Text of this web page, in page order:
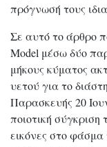
πρόγνωσή τους
Σε αυτό το άρθρο
Model μέσω δύο
μήκους κύματος
υετού για το
Παρασκευής 20
ποιοτική
εικόνες στο φάσμα